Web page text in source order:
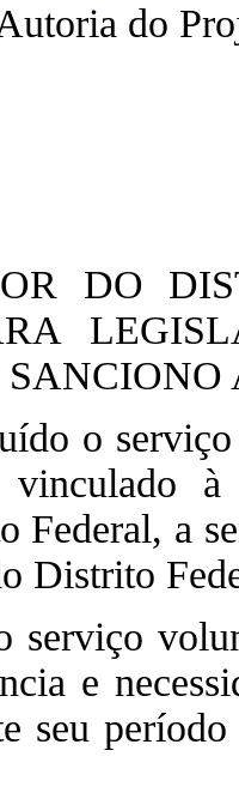
do
DO
o
à
Federal, a
Distrito
serviço
e
seu período